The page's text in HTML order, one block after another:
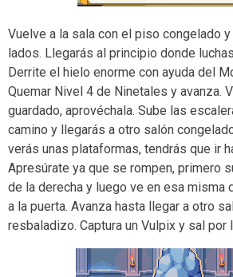
Vuelve a la sala con el piso congelado
lados. Llegarás al principio donde
Derrite el hielo enorme con ayuda del
Quemar Nivel 4 de Ninetales y avanza.
guardado, aprovéchala. Sube las
camino y llegarás a otro salón
verás unas plataformas, tendrás que ir
Apresúrate ya que se rompen, primero
de la derecha y luego ve en esa misma
a la puerta. Avanza hasta llegar a otro
resbaladizo. Captura un Vulpix y sal por